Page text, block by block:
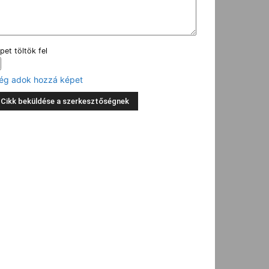
töltök fel
adok hozzá képet